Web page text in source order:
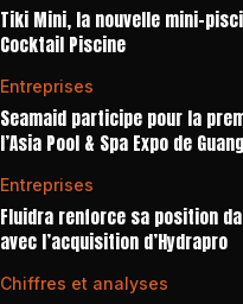
Tiki Mini, la nouvelle mini-
Cocktail Piscine
Entreprises
Seamaid participe pour la
l’Asia Pool & Spa Expo de
Entreprises
Fluidra renforce sa position
avec l’acquisition d’Hydrapro
Chiffres et analyses